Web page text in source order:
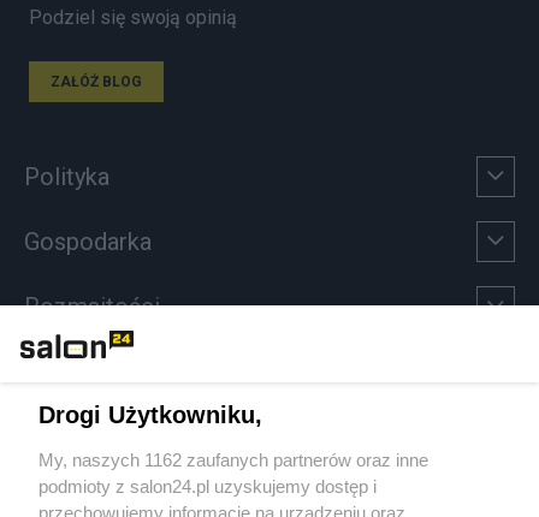
Podziel się swoją opinią
ZAŁÓŻ BLOG
Polityka
Gospodarka
Rozmaitości
Sport
Społeczeństwo
Drogi Użytkowniku,
My, naszych 1162 zaufanych partnerów oraz inne
podmioty z salon24.pl uzyskujemy dostęp i
przechowujemy informacje na urządzeniu oraz